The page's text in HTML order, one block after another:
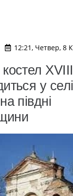
12:21, Четвер, 8
XVIII
у
півдні